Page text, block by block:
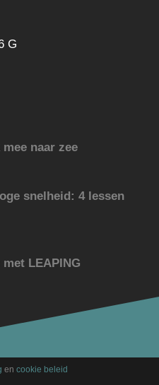
G
naar zee
snelheid: 4 lessen
LEAPING
en cookie beleid